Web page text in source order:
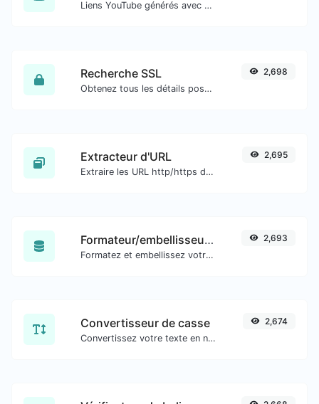
Liens YouTube générés avec un horodatage de début exact, utiles pour les utilisateurs mobiles.
Recherche SSL
Obtenez tous les détails possibles sur un certificat SSL.
2,698
Extracteur d'URL
Extraire les URL http/https de tout type de contenu textuel.
2,695
Formateur/embellisseur SQL
Formatez et embellissez votre code SQL en toute simplicité.
2,693
Convertisseur de casse
Convertissez votre texte en n'importe quel type de casse, comme minuscule, MAJUSCULE, camelCase...etc.
2,674